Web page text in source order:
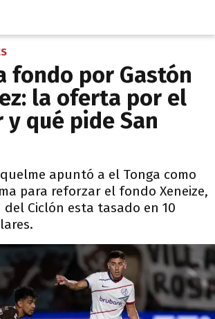
fondo por Gastón
la oferta por el
qué pide San
apuntó a el Tonga como
para reforzar el fondo Xeneize,
Ciclón esta tasado en 10